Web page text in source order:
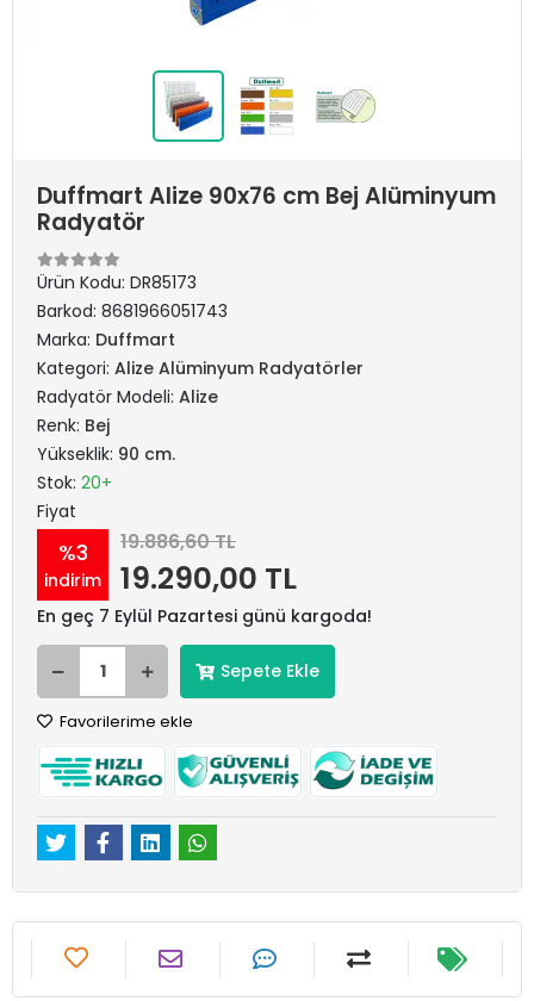
Duffmart Alize 90x76 cm Bej Alüminyum
Radyatör
Ürün Kodu: DR85173
Barkod: 8681966051743
Marka: Duffmart
Kategori: Alize Alüminyum Radyatörler
Radyatör Modeli: Alize
Renk: Bej
Yükseklik: 90 cm.
Stok: 20+
Fiyat
%3
indirim
19.886,60 TL
19.290,00 TL
En geç 7 Eylül Pazartesi günü kargoda!
Sepete Ekle
Favorilerime ekle